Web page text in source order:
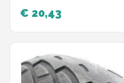
€ 20,43